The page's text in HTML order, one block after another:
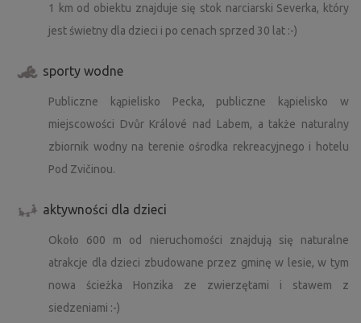
1 km od obiektu znajduje się stok narciarski Severka, który
jest świetny dla dzieci i po cenach sprzed 30 lat :-)
sporty wodne
Publiczne kąpielisko Pecka, publiczne kąpielisko w
miejscowości Dvůr Králové nad Labem, a także naturalny
zbiornik wodny na terenie ośrodka rekreacyjnego i hotelu
Pod Zvičinou.
aktywności dla dzieci
Około 600 m od nieruchomości znajdują się naturalne
atrakcje dla dzieci zbudowane przez gminę w lesie, w tym
nowa ścieżka Honzika ze zwierzętami i stawem z
siedzeniami :-)